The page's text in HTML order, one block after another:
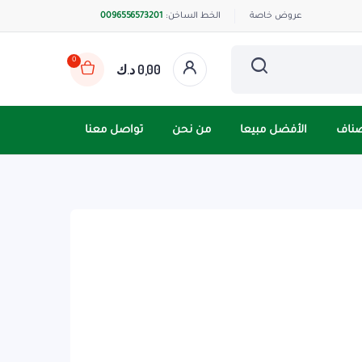
عروض خاصة الخط الساخن: 0096556573201
0,00 د.ك
0
الأفضل مبيعا من نحن تواصل معنا